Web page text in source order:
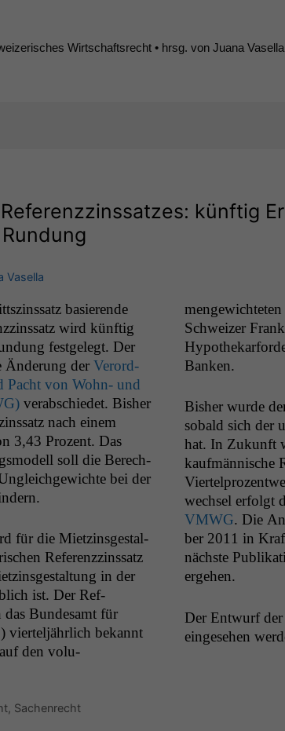
Wirtschaftsrecht • hrsg. von Juana Vasella
künftig
Vasella
basierende
wird kün­ftig
fest­gelegt. Der
Änderung der Verord­
Pacht von Wohn- und
)ver­ab­schiedet. Bish­er
nach einem
3,43 Prozent. Das
soll die Berech­
bei der
für die Miet­zins­gestal­
Ref­erenzzinssatz
in der
ist. Der Ref­
das Bun­de­samt für
) vierteljährlich bekan­nt
auf den vol­u­
Schweiz­er
Banken.
Bish­er wurde
sobald sich der
hat. In Zukun­ft
kaufmän­nis­che
wech­sel erfol­gt
VMWG. Die
ber 2011 in
näch­ste
ergehen.
Der Entwurf der
einge­se­hen
, Sachenrecht